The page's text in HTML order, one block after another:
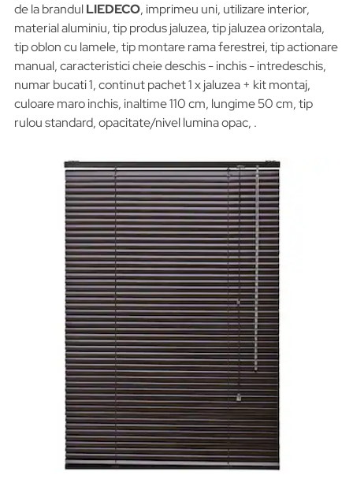
de la brandulLIEDECO, imprimeu uni, utilizare interior,
material aluminiu, tip produs jaluzea, tip jaluzea orizontala,
tip oblon cu lamele, tip montare rama ferestrei, tip actionare
manual, caracteristici cheie deschis - inchis - intredeschis,
numar bucati 1, continut pachet 1 x jaluzea + kit montaj,
culoare maro inchis, inaltime 110 cm, lungime 50 cm, tip
rulou standard, opacitate/nivel lumina opac, .